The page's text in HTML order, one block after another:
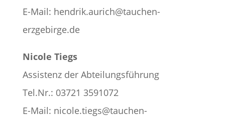
E-Mail: hendrik.aurich@tauchen-
erzgebirge.de
Nicole Tiegs
Assistenz der Abteilungsführung
Tel.Nr.: 03721 3591072
E-Mail: nicole.tiegs@tauchen-